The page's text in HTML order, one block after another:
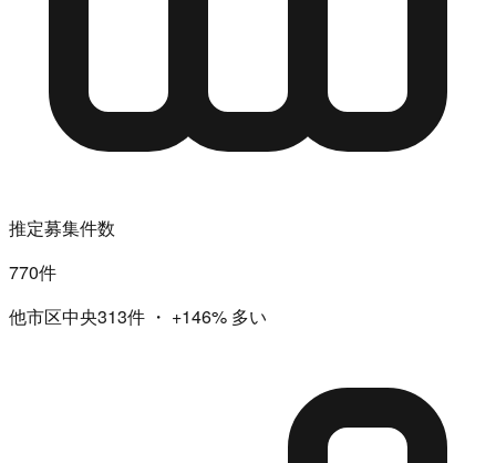
推定募集件数
770件
他市区中央313件 ・ +146% 多い